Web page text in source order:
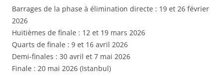
Barrages de la phase à élimination directe : 19 et 26 février
2026
Huitièmes de finale : 12 et 19 mars 2026
Quarts de finale : 9 et 16 avril 2026
Demi-finales : 30 avril et 7 mai 2026
Finale : 20 mai 2026 (Istanbul)